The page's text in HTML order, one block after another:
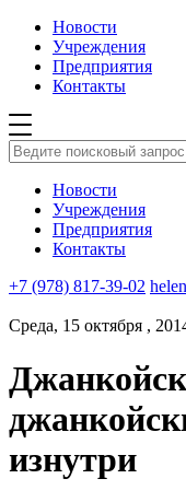
Новости
Учреждения
Предприятия
Контакты
Новости
Учреждения
Предприятия
Контакты
+7 (978) 817-39-02
Среда, 15 октября ,
изнутри